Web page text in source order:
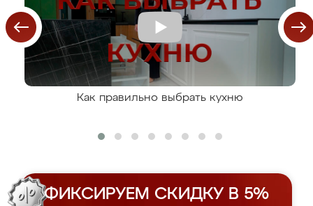
Как правильно выбрать кухню
ФИКСИРУЕМ СКИДКУ В 5%